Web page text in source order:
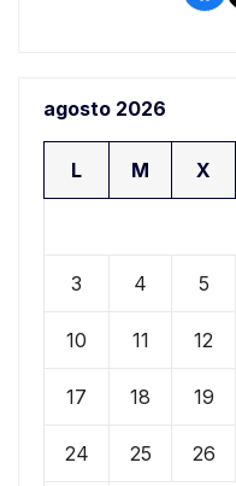
agosto 2026
L M X
3 4 5
10 11 12
17 18 19
24 25 26